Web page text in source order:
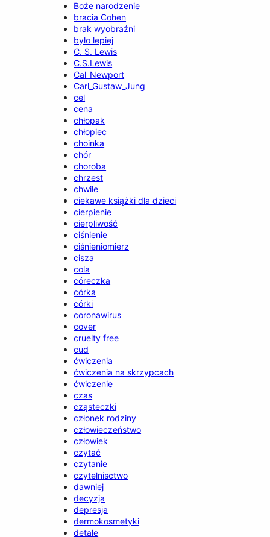
Boże narodzenie
bracia Cohen
brak wyobraźni
było lepiej
C. S. Lewis
C.S.Lewis
Cal_Newport
Carl_Gustaw_Jung
cel
cena
chłopak
chłopiec
choinka
chór
choroba
chrzest
chwile
ciekawe książki dla dzieci
cierpienie
cierpliwość
ciśnienie
ciśnieniomierz
cisza
cola
córeczka
córka
córki
coronawirus
cover
cruelty free
cud
ćwiczenia
ćwiczenia na skrzypcach
ćwiczenie
czas
cząsteczki
członek rodziny
człowieczeństwo
człowiek
czytać
czytanie
czytelnisctwo
dawniej
decyzja
depresja
dermokosmetyki
detale